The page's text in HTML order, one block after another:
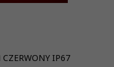
IP67